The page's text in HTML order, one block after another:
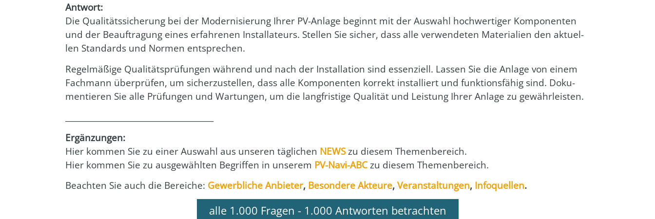
Ant­wort:
Die Qua­li­täts­si­che­rung bei der Moder­ni­sie­rung Ihrer PV-Anla­ge beginnt mit der Aus­wahl hoch­wer­ti­ger Kom­po­nen­ten
und der Beauf­tra­gung eines erfah­re­nen Instal­la­teurs. Stel­len Sie sicher, dass alle ver­wen­de­ten Mate­ria­li­en den aktu­el­
len Stan­dards und Nor­men ent­spre­chen.
Regel­mä­ßi­ge Qua­li­täts­prü­fun­gen wäh­rend und nach der Instal­la­ti­on sind essen­zi­ell. Las­sen Sie die Anla­ge von einem
Fach­mann über­prü­fen, um sicher­zu­stel­len, dass alle Kom­po­nen­ten kor­rekt instal­liert und funk­ti­ons­fä­hig sind. Doku­
men­tie­ren Sie alle Prü­fun­gen und War­tun­gen, um die lang­fris­ti­ge Qua­li­tät und Leis­tung Ihrer Anla­ge zu gewähr­leis­ten.
Ergän­zun­gen:
Hier kom­men Sie zu einer Aus­wahl aus unse­ren täg­li­chen NEWSzu die­sem The­men­be­reich.
Hier kom­men Sie zu aus­ge­wähl­ten Begrif­fen in unse­rem PV-Navi-ABCzu die­sem The­men­be­reich.
Beach­ten Sie auch die Berei­che: Gewerb­li­che Anbie­ter, Beson­de­re Akteu­re,Ver­an­stal­tun­gen, Info­quel­len.
alle 1.000 Fragen - 1.000 Antworten betrachten